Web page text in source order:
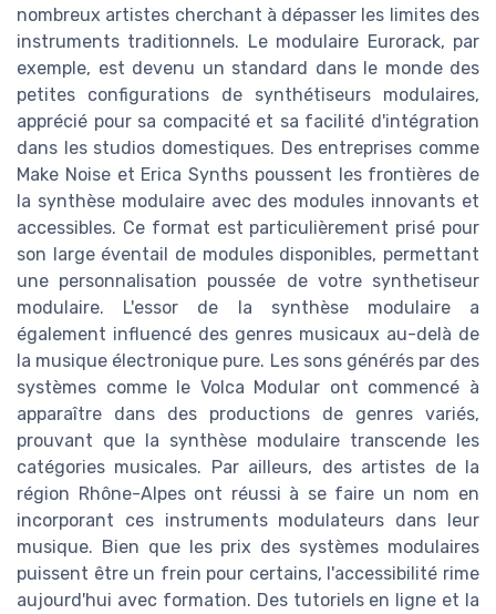
nombreux artistes cherchant à dépasser les limites des
instruments traditionnels. Le modulaire Eurorack, par
exemple, est devenu un standard dans le monde des
petites configurations de synthétiseurs modulaires,
apprécié pour sa compacité et sa facilité d'intégration
dans les studios domestiques. Des entreprises comme
Make Noise et Erica Synths poussent les frontières de
la synthèse modulaire avec des modules innovants et
accessibles. Ce format est particulièrement prisé pour
son large éventail de modules disponibles, permettant
une personnalisation poussée de votre synthetiseur
modulaire. L'essor de la synthèse modulaire a
également influencé des genres musicaux au-delà de
la musique électronique pure. Les sons générés par des
systèmes comme le Volca Modular ont commencé à
apparaître dans des productions de genres variés,
prouvant que la synthèse modulaire transcende les
catégories musicales. Par ailleurs, des artistes de la
région Rhône-Alpes ont réussi à se faire un nom en
incorporant ces instruments modulateurs dans leur
musique. Bien que les prix des systèmes modulaires
puissent être un frein pour certains, l'accessibilité rime
aujourd'hui avec formation. Des tutoriels en ligne et la